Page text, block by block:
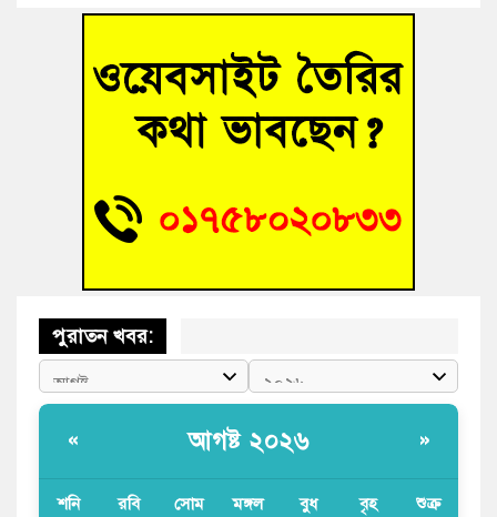
আহত শিক্ষার্থীদের দেখতে গিয়ে মেডিকেলের ক্যান্টিনে অবরুদ্ধ জবি
হোমনায় বিধবা নারীর জমি দখল ও জীবননাশের হুমকির অভিযোগ
বুড়িচংয়ে অতিথি পাখির আবাসস্থল সংরক্ষণে প্রশাসনের উদ্যোগ; ৯
বুড়িচংয়ে জুলাই গণঅভ্যুত্থান দিবস উদযাপন উপলক্ষে প্রস্তুতিমূলক
পুরাতন খবর:
« আগষ্ট ২০২৬ »
শনি রবি সোম মঙ্গল বুধ বৃহ শুক্র